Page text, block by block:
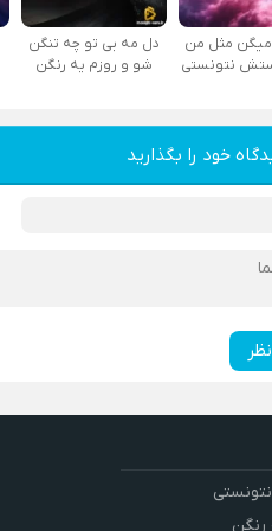
مثل من
نتونستی
دل مه بی تو چه تنگن
شو و روزم یه رنگن
خود را بگذارید